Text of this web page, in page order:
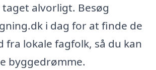
alvorligt. Besøg
i dag for at finde de
fra lokale fagfolk, så du kan
byggedrømme.